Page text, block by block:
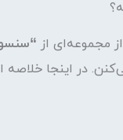
مجموعه‌ای از
در اینجا خلاصه